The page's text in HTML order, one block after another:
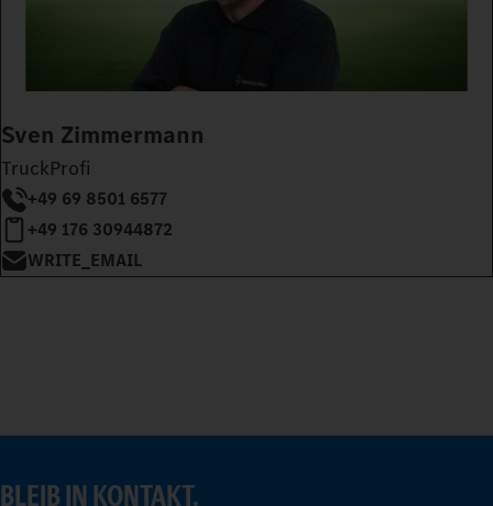
Sven Zimmermann
TruckProfi
+49 69 8501 6577
+49 176 30944872
WRITE_EMAIL
BLEIB IN KONTAKT.